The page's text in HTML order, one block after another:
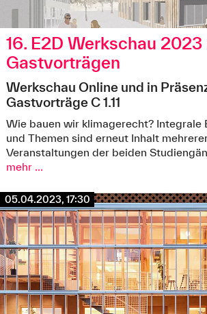
16. E2D Werkschau
Gastvorträgen
Werkschau Online und in
Gastvorträge C 1.11
Wie bauen wir klimagerecht? Integrale
und Themen sind erneut Inhalt
Veranstaltungen der beiden
mehr ...
05.04.2023, 17:30